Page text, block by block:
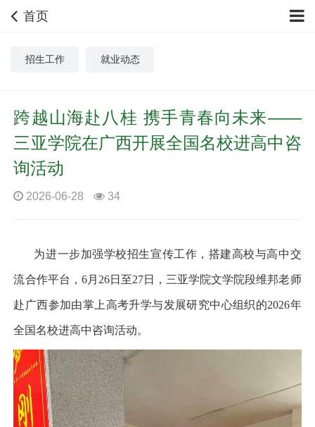
首页
招生工作 就业动态
跨越山海赴八桂 携手青春向未来——
三亚学院在广西开展全国名校进高中咨
询活动
2026-06-28 34
为进一步加强学校招生宣传工作，搭建高校与高中交
流合作平台， 6月 26日至27日，三亚学院文学院段维邦老师
赴广西参加由掌上高考升学与发展研究中心组织的2026年
全国名校进高中咨询活动。